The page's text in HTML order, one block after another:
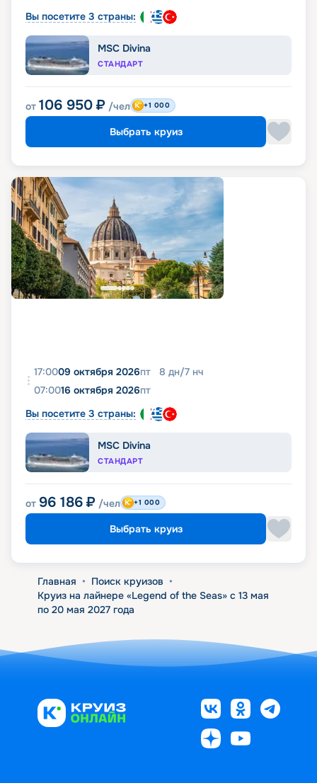
Вы посетите 3 страны:
MSC Divina
СТАНДАРТ
от 106 950 ₽ /чел +1 000
Выбрать круиз
17:0009 октября 2026пт 8 дн/7 нч
07:0016 октября 2026пт
Вы посетите 3 страны:
MSC Divina
СТАНДАРТ
от 96 186 ₽ /чел +1 000
Выбрать круиз
Главная • Поиск круизов •
Круиз на лайнере «Legend of the Seas» с 13 мая
по 20 мая 2027 года